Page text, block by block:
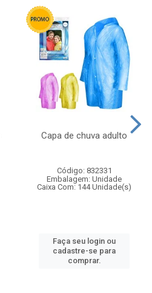
Capa de chuva adulto
Código: 832331
Embalagem: Unidade
Caixa Com: 144 Unidade(s)
Faça seu login ou
cadastre-se para
comprar.